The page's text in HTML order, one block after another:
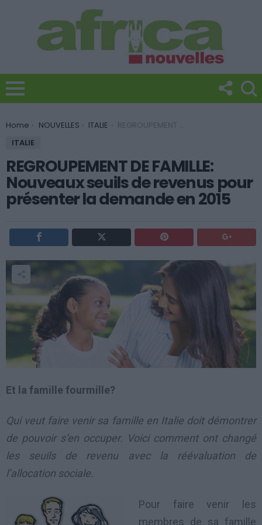
You are here:
Home NOUVELLES ITALIE
REGROUPEMENT DE FAMILLE: Nouveaux seuils de revenus pour présenter la demande en 2015
ITALIE
REGROUPEMENT DE FAMILLE:
Nouveaux seuils de revenus pour
présenter la demande en 2015
Et la famille fourmille?
Qui veut faire venir sa famille en Italie doit démontrer
de pouvoir s’en occuper. Voici comment ont changé
les seuils de revenu avec la réévaluation de
l’allocation sociale.
Pour faire venir les
membres de sa famille